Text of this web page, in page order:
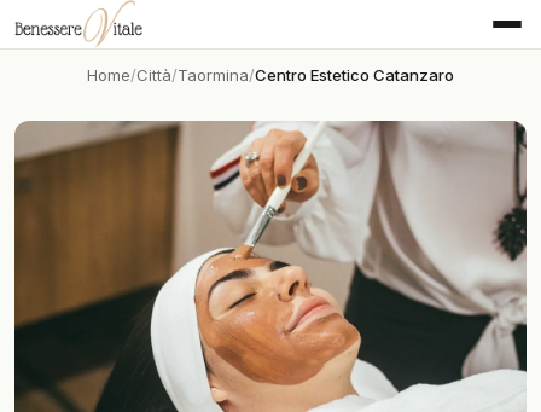
Home Città Taormina Centro Estetico Catanzaro